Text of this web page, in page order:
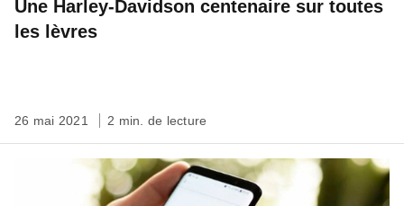
Une Harley-Davidson centenaire sur toutes
les lèvres
26 mai 2021 2 min. de lecture